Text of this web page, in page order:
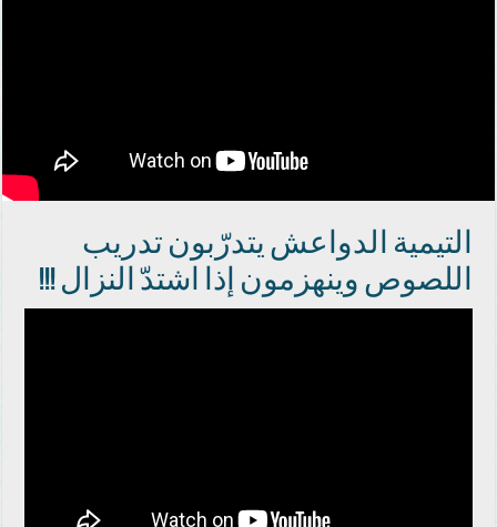
التيمية الدواعش ‏يتدرّبون تدريب
اللصوص وينهزمون ‏إذا ‏‎اشتدّ النزال ‏‎!!!‎